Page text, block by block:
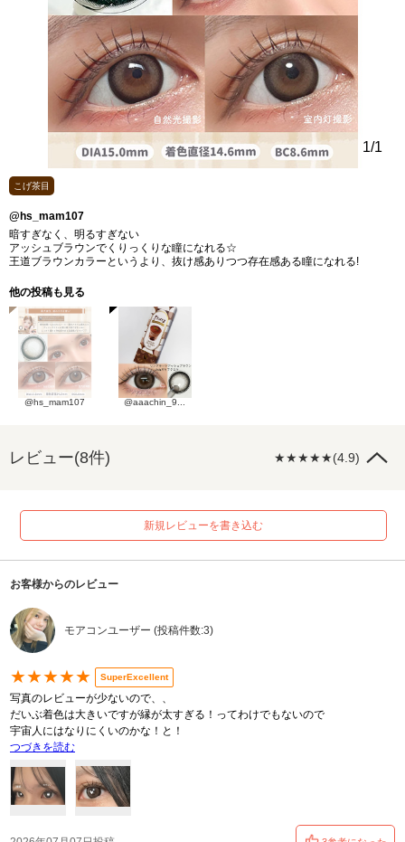
1/1
こげ茶目
@hs_mam107
暗すぎなく、明るすぎない
アッシュブラウンでくりっくりな瞳になれる☆
王道ブラウンカラーというより、抜け感ありつつ存在感ある瞳になれる!
他の投稿も見る
@hs_mam107 @aaachin_9...
レビュー(8件) ★★★★★(4.9)
新規レビューを書き込む
お客様からのレビュー
モアコンユーザー (投稿件数:3)
★★★★★ SuperExcellent
写真のレビューが少ないので、、
だいぶ着色は大きいですが縁が太すぎる！ってわけでもないので
宇宙人にはなりにくいのかな！と！
つづきを読む